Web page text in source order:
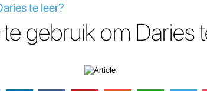
te leer?
gebruik om Daries